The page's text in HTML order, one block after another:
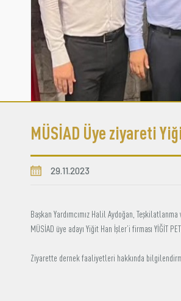
MÜSİAD Üye ziyareti
29.11.2023
Başkan Yardımcımız Halil Aydoğan,
MÜSİAD üye adayı Yiğit Han İşler’i firması YİĞİT
Ziyarette dernek faaliyetleri hakkında